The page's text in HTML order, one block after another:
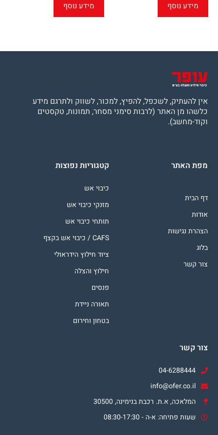
מידע נוסף מידע נוסף
אין להעתיק, לשכפל, להפיץ, למכור, לשווק ולתרגם מידע
כלשהו מן האתר (לרבות סימני מסחר, תמונות, טקסטים
וקוד-מחשב).
מפת האתר
דף הבית
אודות
הצהרת נגישות
בלוג
צור קשר
קטגוריות נפוצות
כיבוי אש
מזנקי כיבוי אש
תותחי כיבוי אש
CAFS / כיבוי אש בקצף
ציוד חילוץ הידראולי
חילוץ והצלה
פנסים
תאורה ניידת
בטחון וחירום
צור קשר
04-6288444
info@ofer.co.il
המלאכה, א.ת. רכבת בנימינה, 30500
שעות פתיחה: א-ה - 08:30-17:30